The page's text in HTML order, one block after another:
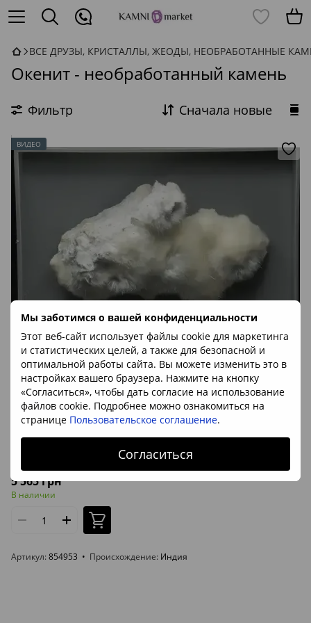
Мы заботимся о вашей конфиденциальности
Этот веб-сайт использует файлы cookie для маркетинга
и статистических целей, а также для безопасной и
оптимальной работы сайта. Вы можете изменить это в
настройках вашего браузера. Нажмите на кнопку
«Согласиться», чтобы дать согласие на использование
файлов cookie. Подробнее можно ознакомиться на
странице Пользовательское соглашение.
Согласиться
ВСЕ ДРУЗЫ, КРИСТАЛЛЫ, ЖЕОДЫ, НЕОБРАБОТАННЫЕ
Окенит - необработанный камень
Фильтр Сначала новые
ВИДЕО
Окенит 93*56*34мм, Индия
5 565 грн
В наличии
Артикул 854953 Происхождение Индия